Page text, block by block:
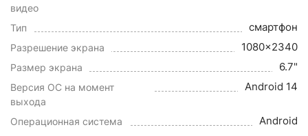
видео
Тип смартфон
Разрешение экрана 1080x2340
Размер экрана 6.7"
Версия ОС на момент
выхода
Android 14
Операционная система Android